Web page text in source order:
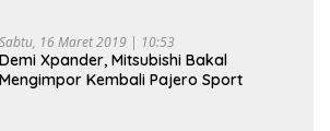
Sabtu, 16 Maret 2019 | 10:53
Demi Xpander, Mitsubishi Bakal
Mengimpor Kembali Pajero Sport